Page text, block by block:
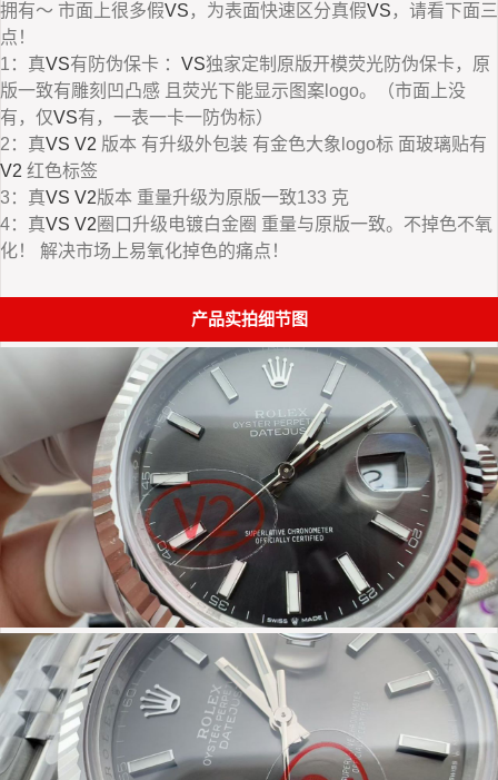
拥有～ 市面上很多假VS ，为表面快速区分真假VS ，请看下面三
点！
1：真VS有防伪保卡 ： VS独家定制原版开模荧光防伪保卡，原
版一致有雕刻凹凸感 且荧光下能显示图案logo。（市面上没
有，仅VS有，一表一卡一防伪标）
2：真VS V2 版本 有升级外包装 有金色大象logo标 面玻璃贴有
V2 红色标签
3：真VS V2版本 重量升级为原版一致133 克
4：真VS V2 圈口升级电镀白金圈 重量与原版一致。不掉色不氧
化！ 解决市场上易氧化掉色的痛点！
产品实拍细节图